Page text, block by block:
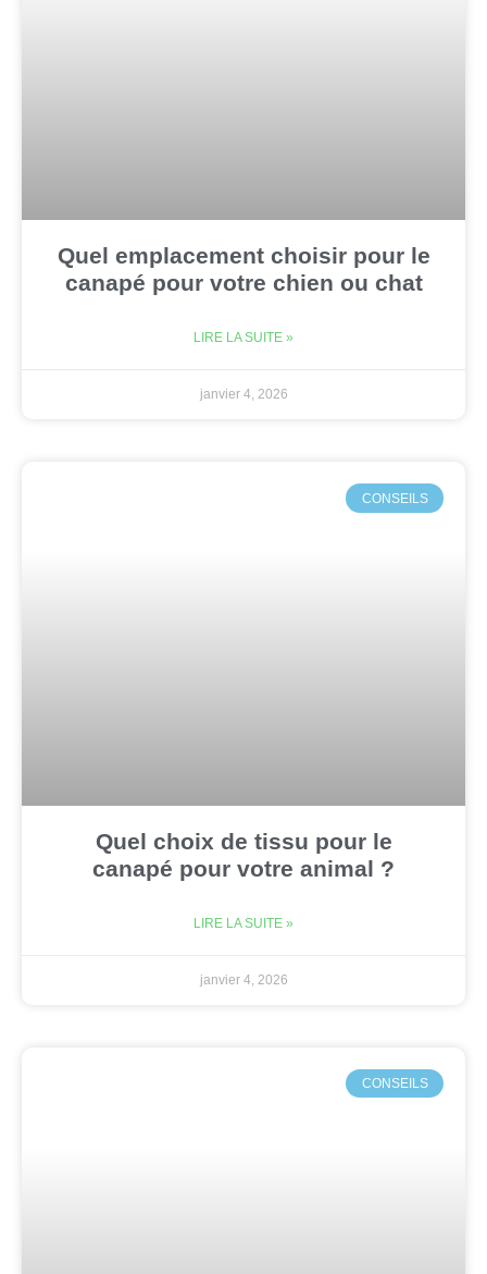
Quel emplacement choisir pour le
canapé pour votre chien ou chat
LIRE LA SUITE »
janvier 4, 2026
CONSEILS
Quel choix de tissu pour le
canapé pour votre animal ?
LIRE LA SUITE »
janvier 4, 2026
CONSEILS